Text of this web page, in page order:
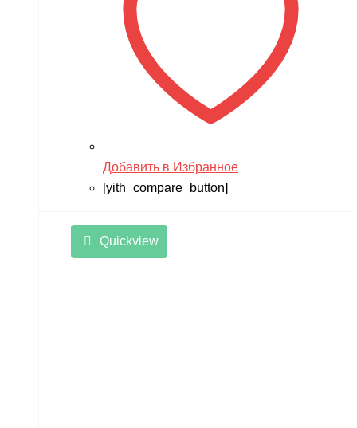
Добавить в Избранное
[yith_compare_button]
Quickview